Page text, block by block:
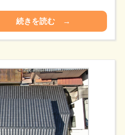
続きを読む →